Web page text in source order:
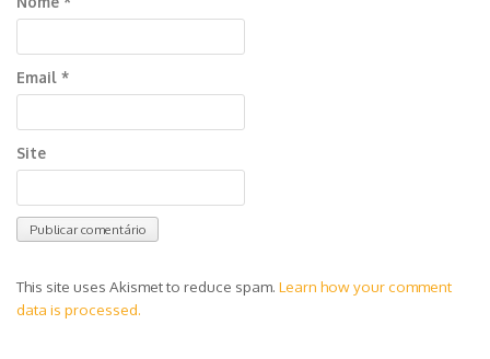
Email *
Site
This site uses Akismet to reduce spam. Learn how your comment
data is processed.